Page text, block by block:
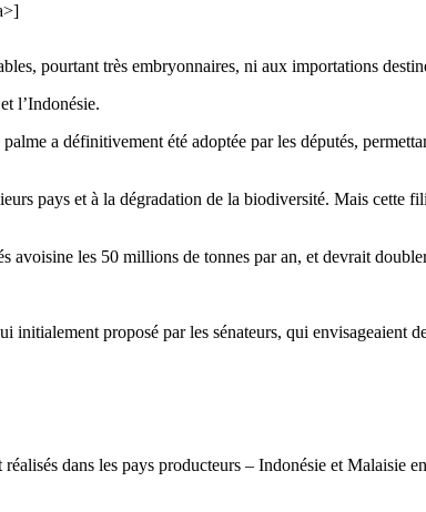
pourtant très embryonnaires, ni aux importations
l’Indonésie.
a définitivement été adoptée par les députés,
pays et à la dégradation de la biodiversité. Mais cette
avoisine les 50 millions de tonnes par an, et devrait
proposé par les sénateurs, qui envisageaient
dans les pays producteurs – Indonésie et Malaisie